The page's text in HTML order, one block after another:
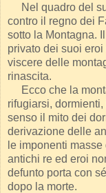
Nel quadro del
contro il regno dei
sotto la Montagna.
privato dei suoi
viscere delle
rinascita.
Ecco che la
rifugiarsi,
senso il mito dei
derivazione delle
le imponenti
antichi re ed eroi
defunto porta con
dopo la morte.